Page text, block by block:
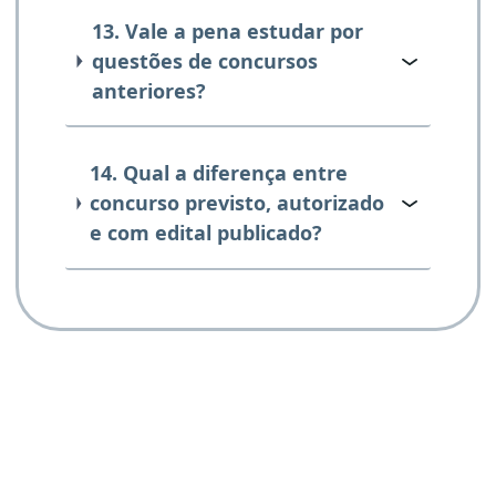
13. Vale a pena estudar por
questões de concursos
anteriores?
14. Qual a diferença entre
concurso previsto, autorizado
e com edital publicado?